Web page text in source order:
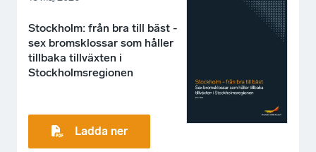
Stockholm: från bra till bäst -
sex bromsklossar som håller
tillbaka tillväxten i
Stockholmsregionen
Ladda ner